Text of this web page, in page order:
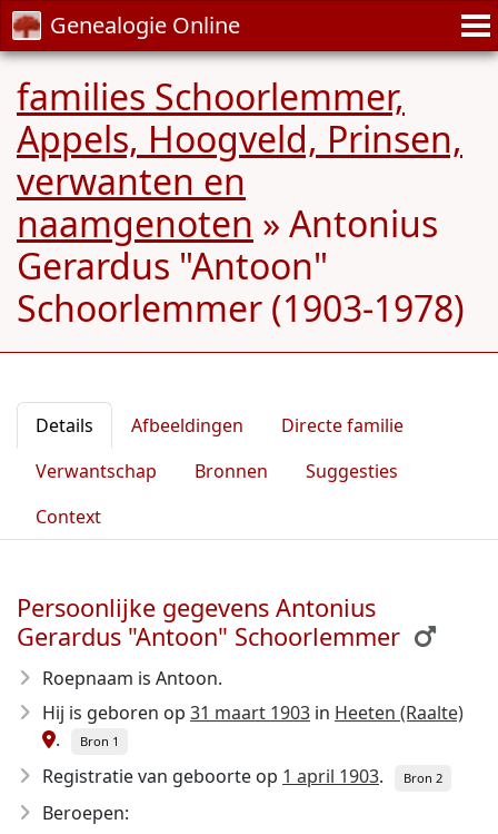
Genealogie Online
families Schoorlemmer,
Appels, Hoogveld, Prinsen,
verwanten en
naamgenoten » Antonius
Gerardus "Antoon"
Schoorlemmer (1903-1978)
Details Afbeeldingen
Directe familie
Verwantschap
Bronnen
Suggesties
Context
Persoonlijke gegevens Antonius
Gerardus "Antoon" Schoorlemmer
Roepnaam is Antoon.
Hij is geboren op 31 maart 1903 in Heeten (Raalte)
.
Bron 1
Registratie van geboorte op 1 april 1903. Bron 2
Beroepen: